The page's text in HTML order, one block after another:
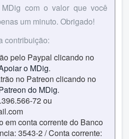
com o valor que você
um minuto. Obrigado!
contribuição:
pelo Paypal clicando no
o MDig.
no Patreon clicando no
do MDig.
72 ou
em conta corrente do Banco
3543-2 / Conta corrente: